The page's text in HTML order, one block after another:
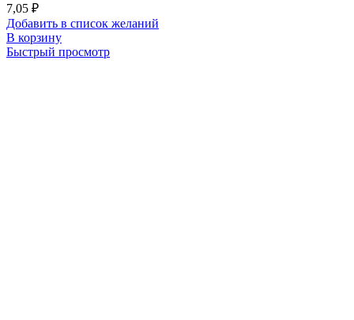
7,05 ₽
Добавить в список желаний
В корзину
Быстрый просмотр